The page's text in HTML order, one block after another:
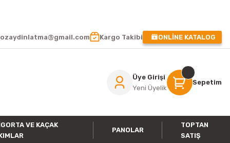
Kargo Takibi ONLİNE KATALOG
Üye Girişi
Yeni Üyelik
Sepetim
VE KAÇAK
PANOLAR
TOPTAN
SATIŞ